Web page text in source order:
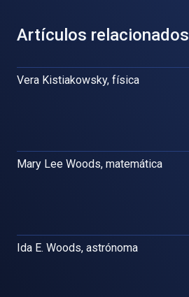
Artículos relacionados
Vera Kistiakowsky, física
Mary Lee Woods, matemática
Ida E. Woods, astrónoma